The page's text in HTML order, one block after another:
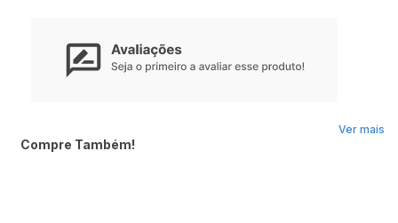
Previne cárie
Modo de Usar:
Ver mais
Compre Também!